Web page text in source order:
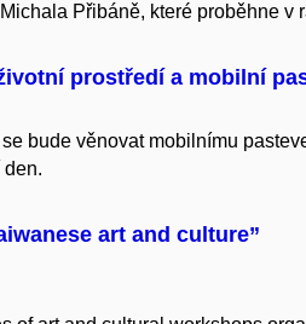
Přibáně, které proběhne v
prostředí a mobilní
bude věnovat mobilnímu
den.
art and culture”